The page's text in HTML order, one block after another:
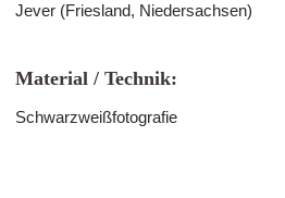
Jever (Friesland, Niedersachsen)
Material / Technik:
Schwarzweißfotografie